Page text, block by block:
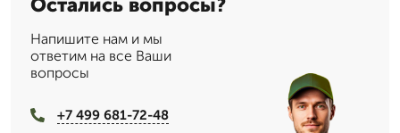
Напишите нам и мы
ответим на все Ваши
вопросы
+7 499 681-72-48